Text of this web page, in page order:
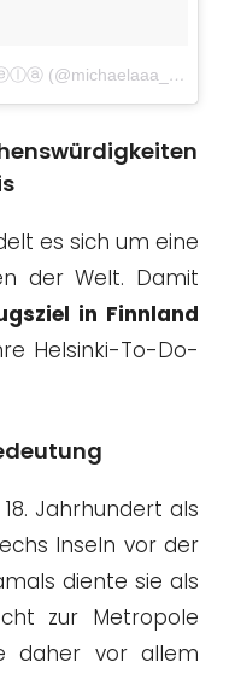
Ein Beitrag geteilt von ⓜⓘ©ⓗⓐⓔⓛⓐ (@michaelaaa_172)
es sich um eine
der Welt. Damit
in Finnland
Helsinki-To-Do-
Jahrhundert als
Inseln vor der
diente sie als
zur Metropole
daher vor allem